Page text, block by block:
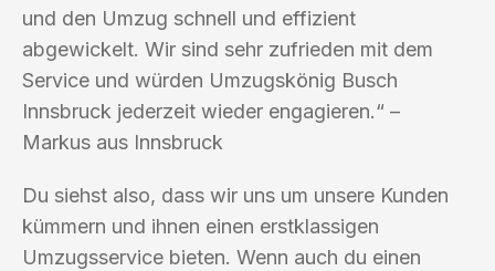
und den Umzug schnell und effizient
abgewickelt. Wir sind sehr zufrieden mit dem
Service und würden Umzugskönig Busch
Innsbruck jederzeit wieder engagieren.“ –
Markus aus Innsbruck
Du siehst also, dass wir uns um unsere Kunden
kümmern und ihnen einen erstklassigen
Umzugsservice bieten. Wenn auch du einen